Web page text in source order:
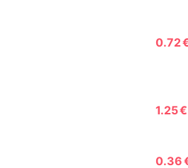
0.72
1.25 €
0.36